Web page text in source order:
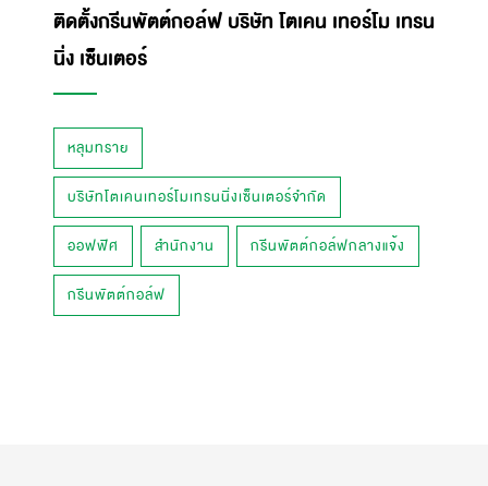
ติดตั้งกรีนพัตต์กอล์ฟ บริษัท โตเคน เทอร์โม เทรน
นิ่ง เซ็นเตอร์
หลุมทราย
บริษัทโตเคนเทอร์โมเทรนนิ่งเซ็นเตอร์จำกัด
ออฟฟิศ สำนักงาน กรีนพัตต์กอล์ฟกลางแจ้ง
กรีนพัตต์กอล์ฟ